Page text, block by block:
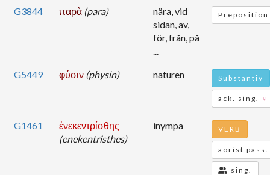
G3844 παρὰ (para)
nära, vid
sidan, av,
för, från, på
...
Preposition
G5449 φύσιν (physin) naturen Substantiv
ack. sing. ♀
G1461
ἐνεκεντρίσθης
(enekentristhes)
inympa VERB
aorist
sing.